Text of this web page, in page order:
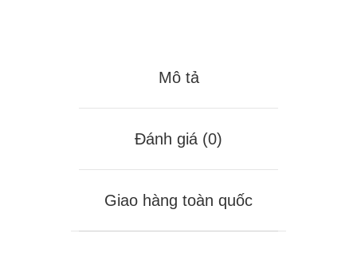
Mô tả
Đánh giá (0)
Giao hàng toàn quốc